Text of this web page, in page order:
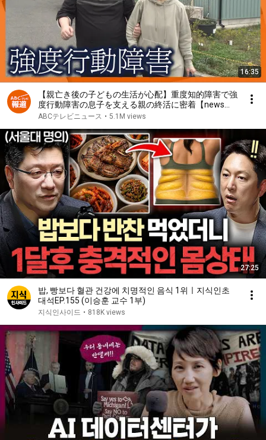
16:35
【親亡き後の子どもの生活が心配】重度知的障害で強
度行動障害の息子を支える親の終活に密着【newsお
かえり特集】
ABCテレビニュース • 5.1M views
27:25
밥, 빵보다 혈관 건강에 치명적인 음식 1위ㅣ지식인초
대석EP.155 (이승훈 교수 1부)
지식인사이드 • 818K views